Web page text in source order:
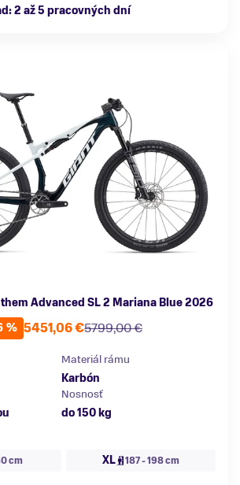
2 až 5 pracovných dní
Advanced SL 2 Mariana Blue 2026
%
5799,00 €
5451,06 €
Materiál rámu
Karbón
Nosnosť
do 150 kg
cm XL 187 - 198 cm